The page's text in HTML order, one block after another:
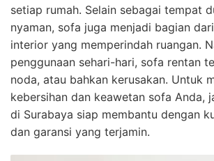
setiap rumah. Selain sebagai tempat
nyaman, sofa juga menjadi bagian
interior yang memperindah ruangan.
penggunaan sehari-hari, sofa rentan
noda, atau bahkan kerusakan. Untuk
kebersihan dan keawetan sofa Anda,
di Surabaya siap membantu dengan
dan garansi yang terjamin.